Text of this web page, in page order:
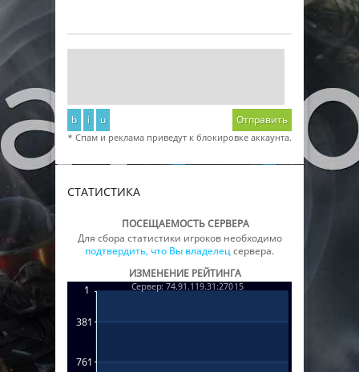
b i u Отправить
* Спам и реклама приведут к блокировке аккаунта.
СТАТИСТИКА
ПОСЕЩАЕМОСТЬ СЕРВЕРА
Для сбора статистики игроков необходимо
подтвердить, что Вы владелецсервера.
ИЗМЕНЕНИЕ РЕЙТИНГА